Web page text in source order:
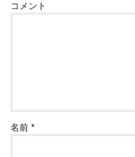
コメント
名前*